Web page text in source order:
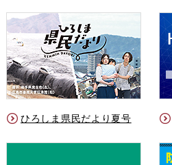
ひろしま県民だより夏号